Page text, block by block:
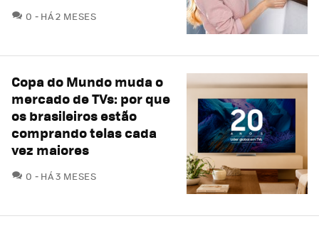
0 COMENTÁRIOS
HÁ 2 MESES
Copa do Mundo muda o
mercado de TVs: por que
os brasileiros estão
comprando telas cada
vez maiores
0 COMENTÁRIOS
HÁ 3 MESES